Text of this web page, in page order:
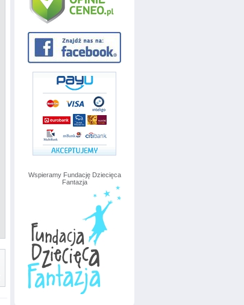
Wspieramy Fundację Dziecięca
Fantazja